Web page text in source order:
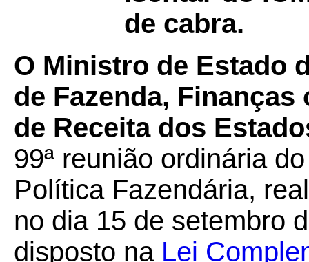
de cabra.
O Ministro de Estado
de Fazenda,
de Receita dos
99ª reunião ordinária
Política Fazendária,
no dia 15 de setembro
disposto naLei